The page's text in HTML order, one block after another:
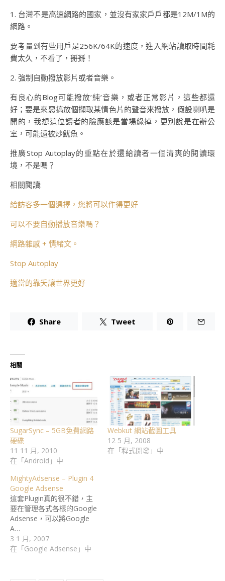
1. 台灣不是高速網路的國家，並沒有家家戶戶都是12M/1M的
網路。
要考量到有些用戶是256K/64K的速度，進入網站讀取時間耗
費太久，不看了，掰掰！
2. 強制自動撥放影片或者音樂。
有良心的Blog可能撥放’純’音樂，或者正常影片，這些都還
好；要是來惡搞放個擷取某情色片的聲音來撥放，假設喇叭是
開的，我想這位讀者的臉應該是當場綠掉，更別說是在辦公
室，可能還被炒魷魚。
推廣Stop Autoplay的重點在於還給讀者一個清爽的閱讀環
境，不是嗎？
相關閱讀:
給訪客多一個選擇，您將可以作得更好
可以不要自動播放音樂嗎？
網路雜感 + 情緒文。
Stop Autoplay
適當的靠夭讓世界更好
Share Tweet
相關
SugarSync – 5GB免費網路
硬碟
11 11 月, 2010
在「Android」中
Webkut 網站截圖工具
12 5 月, 2008
在「程式開發」中
MightyAdsense – Plugin 4
Google Adsense
這套Plugin真的很不錯，主
要在管理各式各樣的Google
Adsense，可以將Google
A…
3 1 月, 2007
在「Google Adsense」中